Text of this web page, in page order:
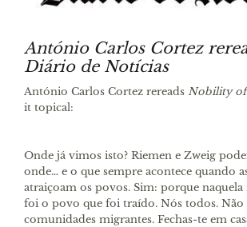
António Carlos Cortez
Diário de Notícias
António Carlos Cortez rereads Nobility
it topical:
Onde já vimos isto? Riemen e Zweig
onde… e o que sempre acontece quando
atraiçoam os povos. Sim: porque naquela
foi o povo que foi traído. Nós todos. Não
comunidades migrantes. Fechas-te em